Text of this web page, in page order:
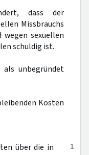
dass der
Missbrauchs
sexuellen
schuldig ist.
als unbegründet
Kosten
1
über die in